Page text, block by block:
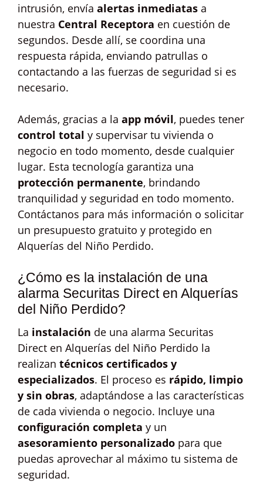
intrusión, envía alertas inmediatas a
nuestra Central Receptora en cuestión de
segundos. Desde allí, se coordina una
respuesta rápida, enviando patrullas o
contactando a las fuerzas de seguridad si es
necesario.
Además, gracias a la app móvil, puedes tener
control total y supervisar tu vivienda o
negocio en todo momento, desde cualquier
lugar. Esta tecnología garantiza una
protección permanente, brindando
tranquilidad y seguridad en todo momento.
Contáctanos para más información o solicitar
un presupuesto gratuito y protegido en
Alquerías del Niño Perdido.
¿Cómo es la instalación de una
alarma Securitas Direct en Alquerías
del Niño Perdido?
La instalación de una alarma Securitas
Direct en Alquerías del Niño Perdido la
realizan técnicos certificados y
especializados. El proceso es rápido, limpio
y sin obras, adaptándose a las características
de cada vivienda o negocio. Incluye una
configuración completa y un
asesoramiento personalizado para que
puedas aprovechar al máximo tu sistema de
seguridad.